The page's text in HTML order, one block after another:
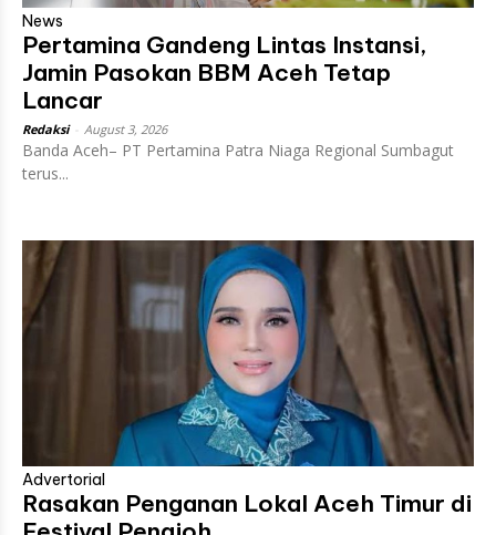
News
Pertamina Gandeng Lintas Instansi,
Jamin Pasokan BBM Aceh Tetap
Lancar
Redaksi August 3, 2026
Banda Aceh– PT Pertamina Patra Niaga Regional Sumbagut
terus...
Advertorial
Rasakan Penganan Lokal Aceh Timur di